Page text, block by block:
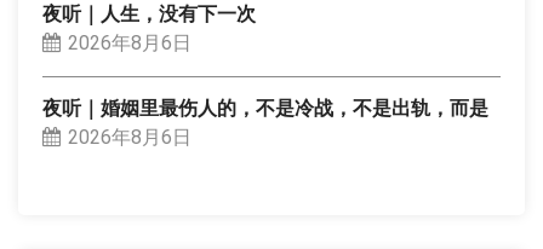
夜听｜人生，没有下一次
2026年8月6日
夜听｜婚姻里最伤人的，不是冷战，不是出轨，而是
2026年8月6日